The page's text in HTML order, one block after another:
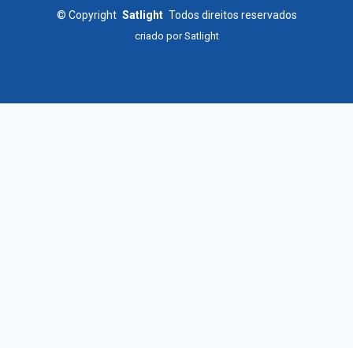
© Copyright Satlight Todos direitos reservados
criado porSatlight